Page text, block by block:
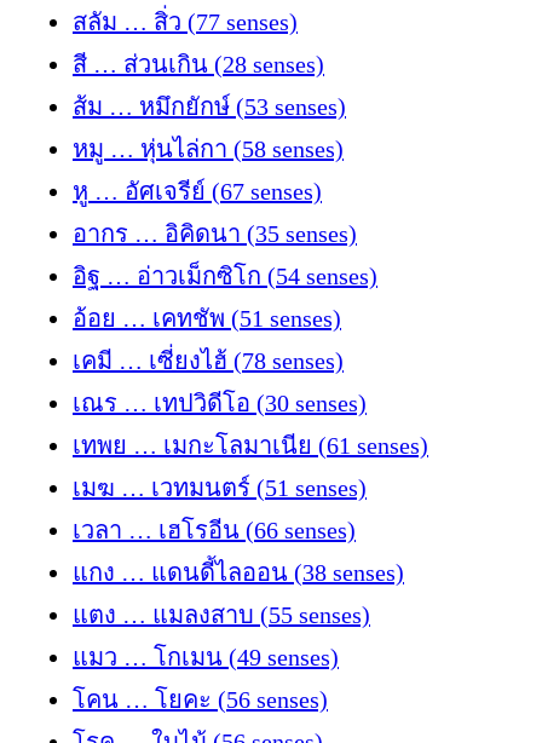
สลัม … สิ่ว (77 senses)
สี … ส่วนเกิน (28 senses)
ส้ม … หมึกยักษ์ (53 senses)
หมู … หุ่นไล่กา (58 senses)
หู … อัศเจรีย์ (67 senses)
อากร … อิคิดนา (35 senses)
อิฐ … อ่าวเม็กซิโก (54 senses)
อ้อย … เคทชัพ (51 senses)
เคมี … เซี่ยงไฮ้ (78 senses)
เณร … เทปวิดีโอ (30 senses)
เทพย … เมกะโลมาเนีย (61 senses)
เมฆ … เวทมนตร์ (51 senses)
เวลา … เฮโรอีน (66 senses)
แกง … แดนดี้ไลออน (38 senses)
แตง … แมลงสาบ (55 senses)
แมว … โกเมน (49 senses)
โคน … โยคะ (56 senses)